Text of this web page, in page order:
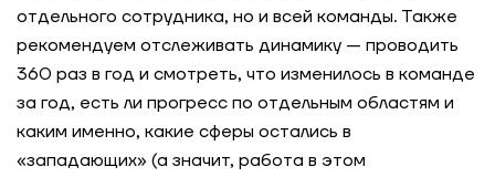
отдельного сотрудника, но и всей команды. Также
рекомендуем отслеживать динамику — проводить
360 раз в год и смотреть, что изменилось в команде
за год, есть ли прогресс по отдельным областям и
каким именно, какие сферы остались в
«западающих» (а значит, работа в этом